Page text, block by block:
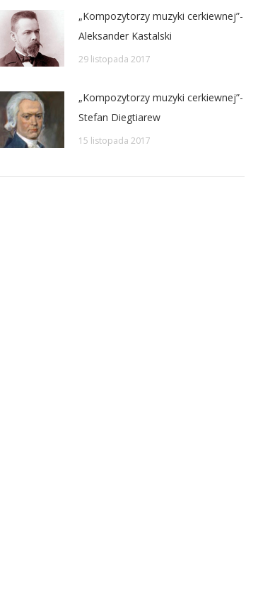
„Kompozytorzy muzyki cerkiewnej”-
Aleksander Kastalski
29 listopada 2017
„Kompozytorzy muzyki cerkiewnej”-
Stefan Diegtiarew
15 listopada 2017